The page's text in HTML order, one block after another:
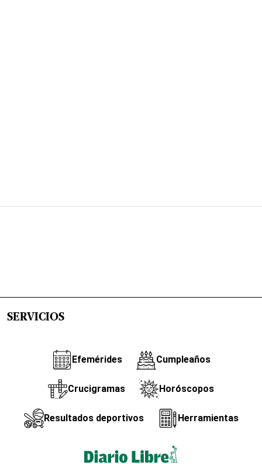
SERVICIOS
Efemérides Cumpleaños
Crucigramas Horóscopos
Resultados deportivos Herramientas